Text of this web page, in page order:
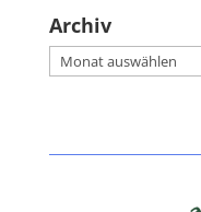
Archiv
Archiv